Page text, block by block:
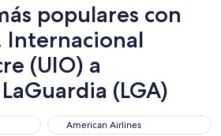
populares con
Internacional
(UIO) a
(LGA)
American Airlines
American Airlines